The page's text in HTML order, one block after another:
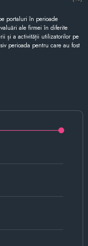
portaluri în perioade
ale firmei în diferite
și a activității utilizatorilor pe
perioada pentru care au fost